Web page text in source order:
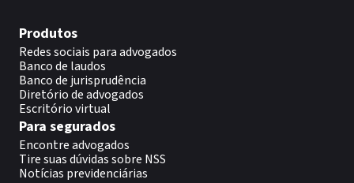
Produtos
Redes sociais para advogados
Banco de laudos
Banco de jurisprudência
Diretório de advogados
Escritório virtual
Para segurados
Encontre advogados
Tire suas dúvidas sobre NSS
Notícias previdenciárias